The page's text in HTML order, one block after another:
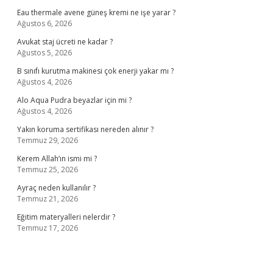
Eau thermale avene güneş kremi ne işe yarar ?
Ağustos 6, 2026
Avukat staj ücreti ne kadar ?
Ağustos 5, 2026
B sınıfı kurutma makinesi çok enerji yakar mı ?
Ağustos 4, 2026
Alo Aqua Pudra beyazlar için mi ?
Ağustos 4, 2026
Yakın koruma sertifikası nereden alınır ?
Temmuz 29, 2026
Kerem Allah’ın ismi mi ?
Temmuz 25, 2026
Ayraç neden kullanılır ?
Temmuz 21, 2026
Eğitim materyalleri nelerdir ?
Temmuz 17, 2026